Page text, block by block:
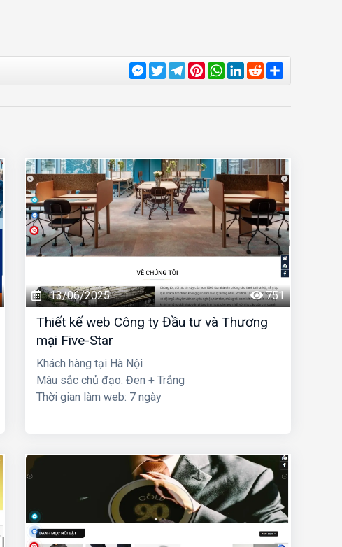
Messenger
TwitterTelegram
Pinterest
WhatsApp
LinkedIn
Reddit
13/06/2025 751
Thiết kế web Công ty Đầu tư và Thương
mại Five-Star
Khách hàng tại Hà Nội
Màu sắc chủ đạo: Đen + Trắng
Thời gian làm web: 7 ngày